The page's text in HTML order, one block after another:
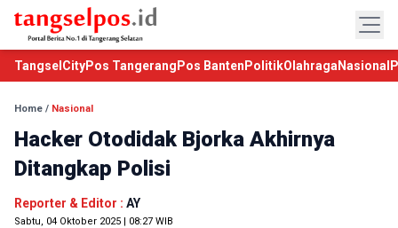
TangselCityPos Tangerang Pos Banten PolitikOlahraga Nasional
Home / Nasional
Hacker Otodidak Bjorka Akhirnya
Ditangkap Polisi
Reporter & Editor : AY
Sabtu, 04 Oktober 2025 | 08:27 WIB